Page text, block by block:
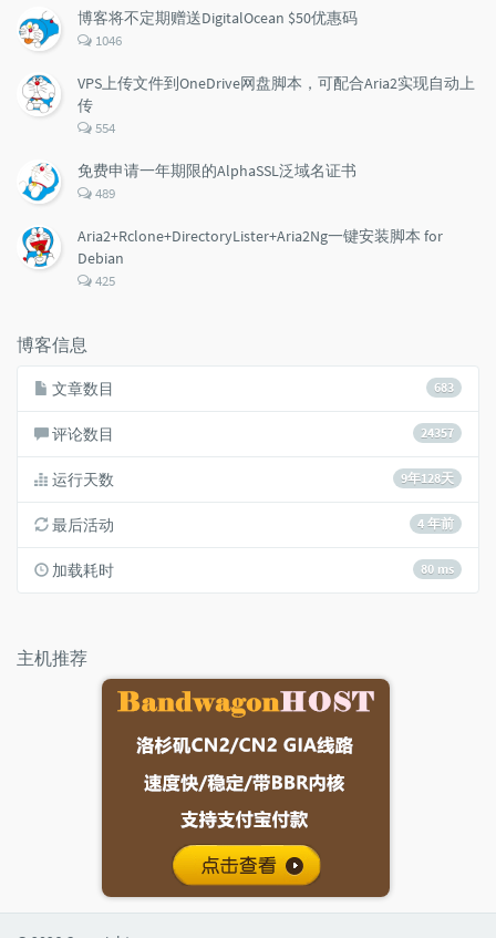
数：
博客将不定期赠送DigitalOcean $50优惠码
评
数：
1046
VPS上传文件到OneDrive网盘脚本，可配合Aria2实现自动上
传
评
数：
554
免费申请一年期限的AlphaSSL泛域名证书
评
数：
489
Aria2+Rclone+DirectoryLister+Aria2Ng一键安装脚本 for
Debian
评
425
博客信息
683
文章数目
24357
评论数目
9年128天
运行天数
4 年前
最后活动
80 ms
加载耗时
主机推荐